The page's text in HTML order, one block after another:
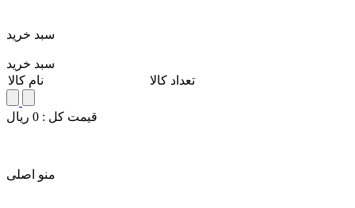
سبد خريد
سبد خرید
نام کالا
تعداد کالا
قيمت کل : 0 ريال
منو اصلی